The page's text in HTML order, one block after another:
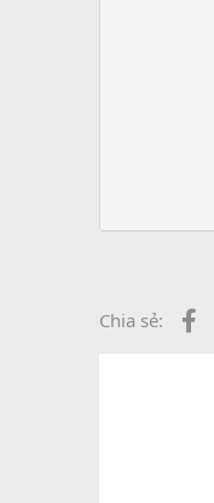
Chia sẻ: